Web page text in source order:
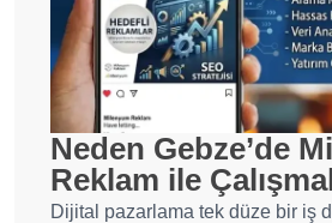
Neden Gebze’de
Reklam ile
Dijital pazarlama tek düze bir iş